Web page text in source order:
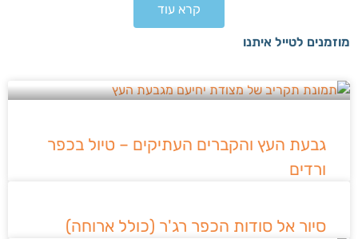
לאדם). אוכל ונישנושים בהתאם למשך הטיול. נעליים סגורות,
ביגוד בהתאם לעונה אך רצוי תמיד מומלץ מכנסיים ארוכים
לקחת איתכם ערכת עזרה ראשונה בסיסית וטלפון נייד טעון ואף
התנהגות בזמן הטיול: קריטי להישאר על השבילים המסומנים
ולא "לעשות שטויות" כמו קפיצות ממקומות גבוהים, טיפוס על
עצים ועוד. חובה להתנהג בהתאם להוראות על שלטי הכניסה
לעולם אל תשאירו לכלוך, ניירות, בקבוקים וחפצים בשטח. אספו
קרא עוד
מוזמנים לטייל איתנו
גבעת העץ והקברים העתיקים – טיול בכפר
ורדים
סיור אל סודות הכפר רג'ר (כולל ארוחה)